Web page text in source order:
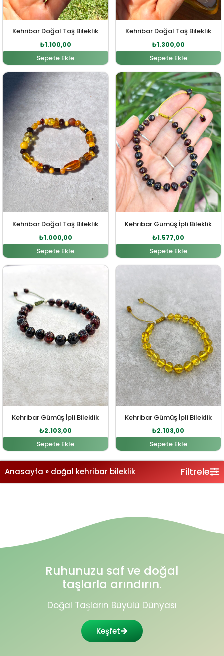
Kehribar Doğal Taş Bileklik
₺1.100,00
Sepete Ekle
Kehribar Doğal Taş Bileklik
₺1.300,00
Sepete Ekle
Kehribar Doğal Taş Bileklik
Orijinal fiyat: ₺1.200,00.
₺1.000,00
Şu andaki fiyat: ₺1.000,00.
Sepete Ekle
Kehribar Gümüş İpli Bileklik
Orijinal fiyat:
₺1.577,00
Şu andaki
Sepete Ekle
Kehribar Gümüş İpli Bileklik
Orijinal fiyat: ₺2.313,00.
₺2.103,00
Şu andaki fiyat: ₺2.103,00.
Sepete Ekle
Kehribar Gümüş İpli Bileklik
Orijinal fiyat:
₺2.103,00
Şu andaki
Sepete Ekle
Anasayfa » doğal kehribar bileklik Filtrele
Ruhunuzu saf ve doğal
taşlarla arındırın.
Doğal Taşların Büyülü Dünyası
Keşfet